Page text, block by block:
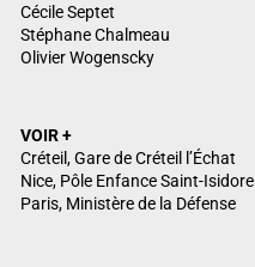
Cécile Septet
Stéphane Chalmeau
Olivier Wogenscky
VOIR +
Créteil, Gare de Créteil l’Échat
Nice, Pôle Enfance Saint-Isidore
Paris, Ministère de la Défense